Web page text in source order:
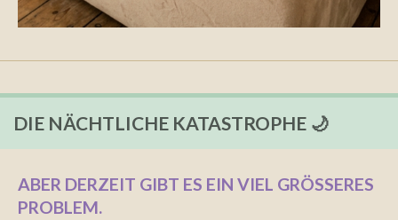
DIE NÄCHTLICHE KATASTROPHE 🌙
ABER DERZEIT GIBT ES EIN VIEL GRÖSSERES P
ROBLEM.